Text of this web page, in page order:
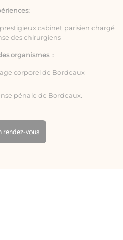
cabinet parisien chargé
des chirurgiens
organismes :
corporel de Bordeaux
pénale de Bordeaux.
rendez-vous